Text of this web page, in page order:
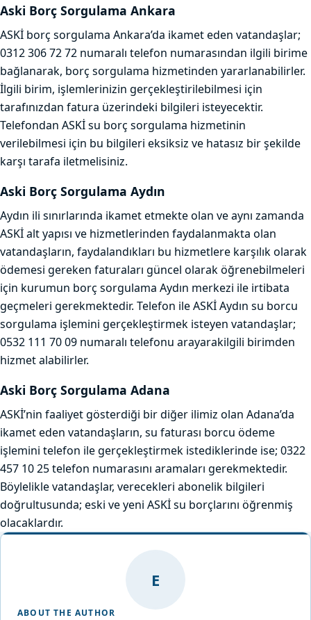
Aski Borç Sorgulama Ankara
ASKİ borç sorgulama Ankara’da ikamet eden vatandaşlar;
0312 306 72 72 numaralı telefon numarasından ilgili birime
bağlanarak, borç sorgulama hizmetinden yararlanabilirler.
İlgili birim, işlemlerinizin gerçekleştirilebilmesi için
tarafınızdan fatura üzerindeki bilgileri isteyecektir.
Telefondan ASKİ su borç sorgulama hizmetinin
verilebilmesi için bu bilgileri eksiksiz ve hatasız bir şekilde
karşı tarafa iletmelisiniz.
Aski Borç Sorgulama Aydın
Aydın ili sınırlarında ikamet etmekte olan ve aynı zamanda
ASKİ alt yapısı ve hizmetlerinden faydalanmakta olan
vatandaşların, faydalandıkları bu hizmetlere karşılık olarak
ödemesi gereken faturaları güncel olarak öğrenebilmeleri
için kurumun borç sorgulama Aydın merkezi ile irtibata
geçmeleri gerekmektedir. Telefon ile ASKİ Aydın su borcu
sorgulama işlemini gerçekleştirmek isteyen vatandaşlar;
0532 111 70 09 numaralı telefonu arayarakilgili birimden
hizmet alabilirler.
Aski Borç Sorgulama Adana
ASKİ’nin faaliyet gösterdiği bir diğer ilimiz olan Adana’da
ikamet eden vatandaşların, su faturası borcu ödeme
işlemini telefon ile gerçekleştirmek istediklerinde ise; 0322
457 10 25 telefon numarasını aramaları gerekmektedir.
Böylelikle vatandaşlar, verecekleri abonelik bilgileri
doğrultusunda; eski ve yeni ASKİ su borçlarını öğrenmiş
olacaklardır.
E
ABOUT THE AUTHOR